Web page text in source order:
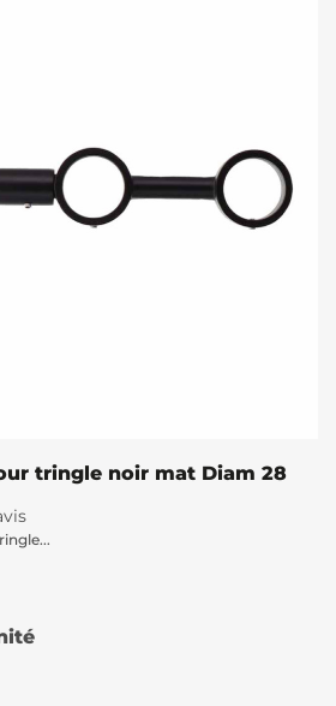
tringle noir mat Diam 28